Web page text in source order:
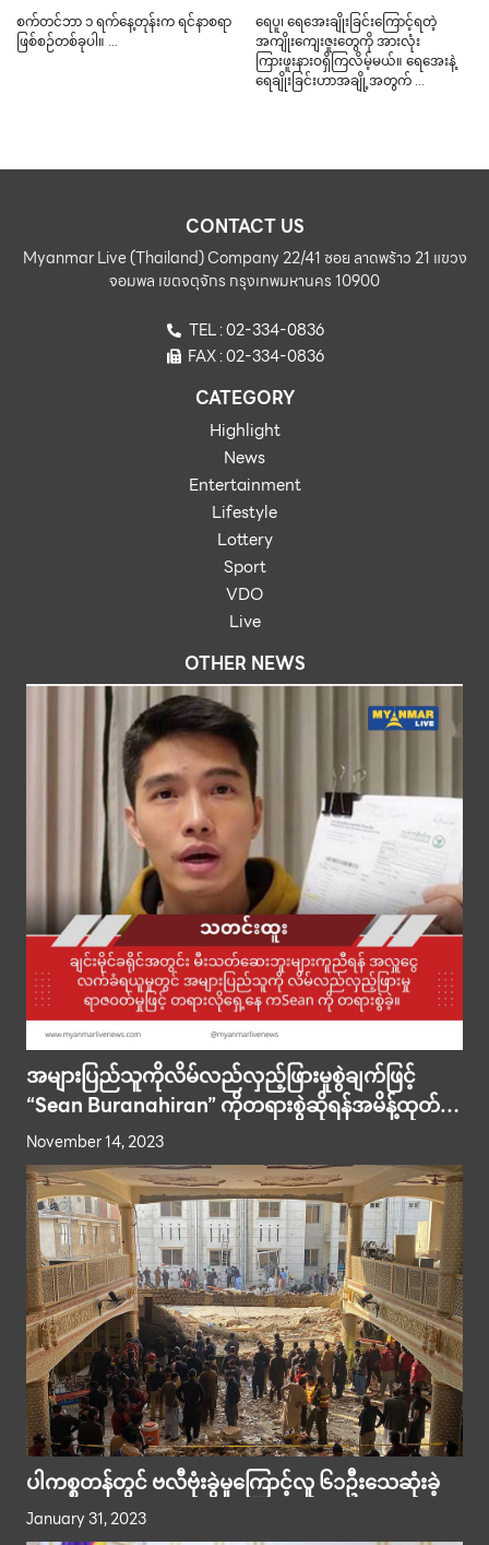
စက်တင်ဘာ ၁ ရက်နေ့တုန်းက ရင်နာစရာ
ဖြစ်စဉ်တစ်ခုပါ။ …
ရေပူ၊ ရေအေးချိုးခြင်းကြောင့်ရတဲ့
အကျိုးကျေးဇူးတွေကို အားလုံး
ကြားဖူးနားဝရှိကြလိမ့်မယ်။ ရေအေးနဲ့
ရေချိုးခြင်းဟာအချို့အတွက် …
CONTACT US
Myanmar Live (Thailand) Company 22/41 ซอย ลาดพร้าว 21 แขวง
จอมพล เขตจตุจักร กรุงเทพมหานคร 10900
TEL : 02-334-0836
FAX : 02-334-0836
CATEGORY
Highlight
News
Entertainment
Lifestyle
Lottery
Sport
VDO
Live
OTHER NEWS
အများပြည်သူကိုလိမ်လည်လှည့်ဖြားမှုစွဲချက်ဖြင့်
“Sean Buranahiran” ကိုတရားစွဲဆိုရန်အမိန့်ထုတ်ခဲ့
သည် ။ ချင်းမိုင်ခရိုင် တောမီးငြှိမ်းသတ်ရေးအတွက်
ကူညီလှူဒါန်းမှုများ
November 14, 2023
ပါကစ္စတန်တွင် ဗလီဗုံးခွဲမှုကြောင့်လူ ၆၁ဦးသေဆုံးခဲ့
January 31, 2023